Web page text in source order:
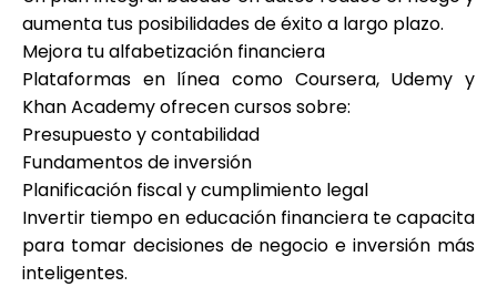
aumenta tus posibilidades de éxito a largo plazo.
Mejora tu alfabetización financiera
Plataformas en línea como Coursera, Udemy y
Khan Academy ofrecen cursos sobre:
Presupuesto y contabilidad
Fundamentos de inversión
Planificación fiscal y cumplimiento legal
Invertir tiempo en educación financiera te capacita
para tomar decisiones de negocio e inversión más
inteligentes.